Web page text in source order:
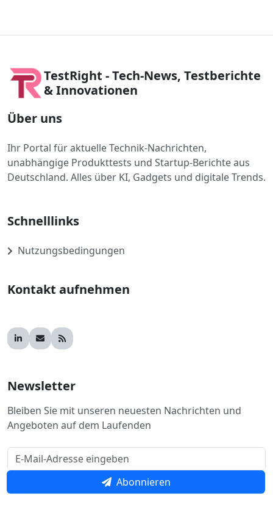
TestRight - Tech-News, Testberichte
& Innovationen
Über uns
Ihr Portal für aktuelle Technik-Nachrichten,
unabhängige Produkttests und Startup-Berichte aus
Deutschland. Alles über KI, Gadgets und digitale Trends.
Schnelllinks
Nutzungsbedingungen
Kontakt aufnehmen
Newsletter
Bleiben Sie mit unseren neuesten Nachrichten und
Angeboten auf dem Laufenden
Abonnieren